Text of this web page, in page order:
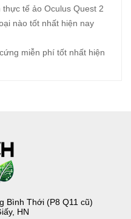
tế ảo Oculus Quest 2
nào tốt nhất hiện nay
miễn phí tốt nhất hiện
Bình Thới (P8 Q11 cũ)
HN